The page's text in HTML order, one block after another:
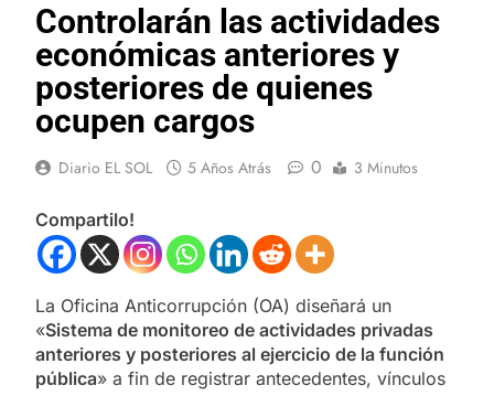
Controlarán las actividades
económicas anteriores y
posteriores de quienes
ocupen cargos
Diario EL SOL 5 Años Atrás 0 3 Minutos
Compartilo!
La Oficina Anticorrupción (OA) diseñará un
«Sistema de monitoreo de actividades privadas
anteriores y posteriores al ejercicio de la función
pública» a fin de registrar antecedentes, vínculos